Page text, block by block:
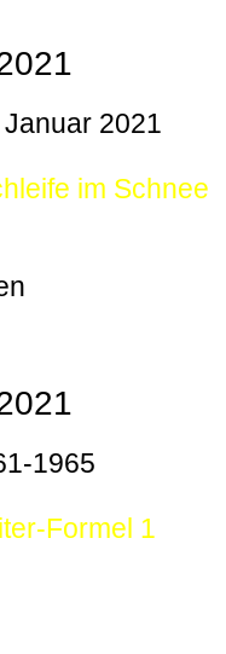
2021
im Schnee
1965
Formel 1